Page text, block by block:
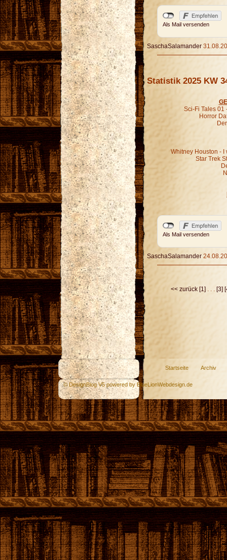
Als Mail versenden
SaschaSalamander
Statistik 2025 KW
Sci-Fi Tales 01
Horror
Whitney Houston -
Star Trek
Als Mail versenden
SaschaSalamander
<< zurück [1] [3]
Startseite Archiv
© DesignBlog V5 powered by BlueLionWebdesign.de